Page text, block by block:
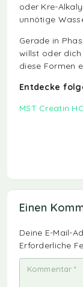
oder Kre-
unnötige
Gerade in
willst oder dich
diese Formen
Entdecke
MST Creatin
Einen
Deine E-Mail-
Erforderliche